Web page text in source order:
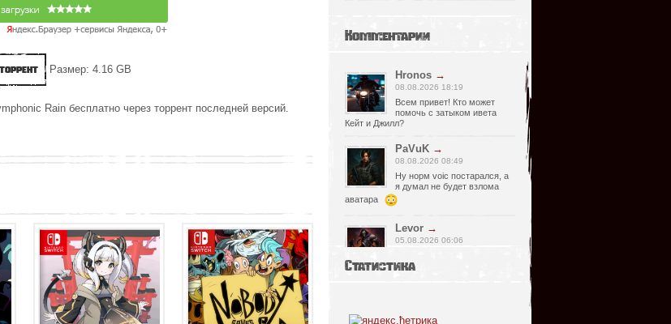
Размер: 4.16 GB
Rain бесплатно через торрент последней версий.
Комментарии
Hronos →
08.08.2026 18:19
Всем привет! Кто может
помочь с затыком ивета
Кейт и Джилл?
PaVuK →
08.08.2026 08:49
Ну норм voic постарался, а
я думал не будет взлома
аватара
Levor →
05.08.2026 06:06
указал что есть видимо
Статистика